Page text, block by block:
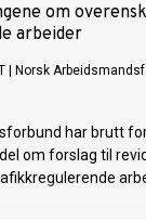
om
arbeider
Norsk
har brutt
om forslag til